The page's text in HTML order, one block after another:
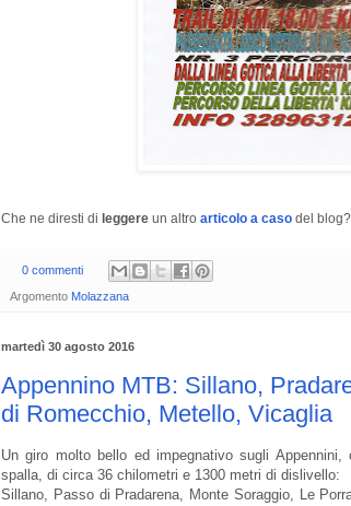
Che ne diresti di leggere un altro articolo a caso del
0 commenti
Argomento Molazzana
martedì 30 agosto 2016
Appennino MTB: Sillano,
di Romecchio, Metello, Vicaglia
Un giro molto bello ed impegnativo sugli
spalla, di circa 36 chilometri e 1300 metri di dislivello:
Sillano, Passo di Pradarena, Monte Soraggio, Le